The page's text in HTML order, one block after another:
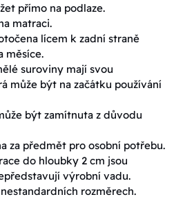
přímo na podlaze.
matraci.
lícem k zadní straně
měsíce.
suroviny mají svou
může být na začátku používání
být zamítnuta z důvodu
za předmět pro osobní potřebu.
do hloubky 2 cm jsou
výrobní vadu.
rozměrech.